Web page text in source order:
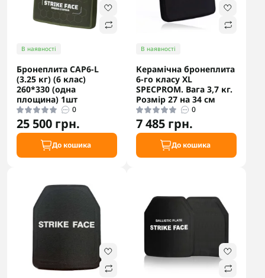
В наявності
Бронеплита CAP6-L
(3.25 кг) (6 клас)
260*330 (одна
площина) 1шт
0
25 500 грн.
До кошика
В наявності
Керамічна бронеплита
6-го класу XL
SPECPROM. Вага 3,7 кг.
Розмір 27 на 34 см
0
7 485 грн.
До кошика